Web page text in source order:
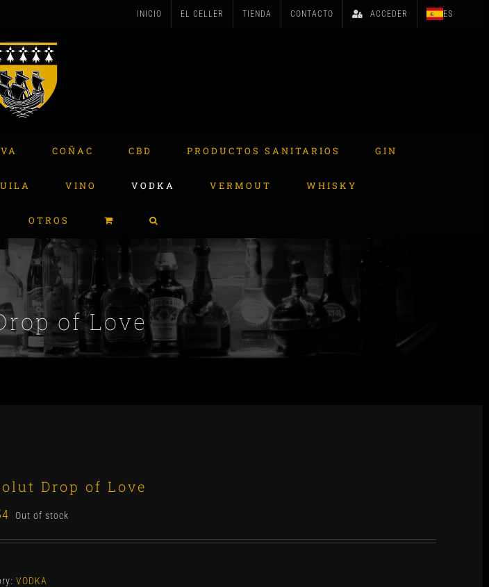
INICIO EL CELLER TIENDA CONTACTO ACCEDER ES
COÑAC CBD PRODUCTOS SANITARIOS GIN
VINO VODKA VERMOUT WHISKY
OTROS
of Love
Drop of Love
Out of stock
VODKA